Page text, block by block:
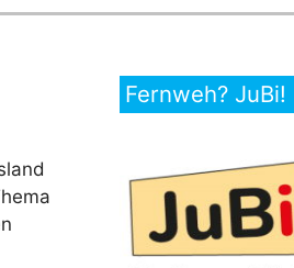
Fernweh? JuBi!